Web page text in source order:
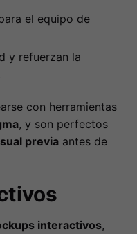
el equipo de
y refuerzan la
con herramientas
, y son perfectos
previa antes de
interactivos,